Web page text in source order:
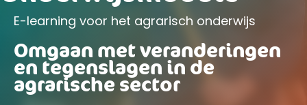
E-learning voor het agrarisch onderwijs
Omgaan met veranderingen
en tegenslagen in de
agrarische sector